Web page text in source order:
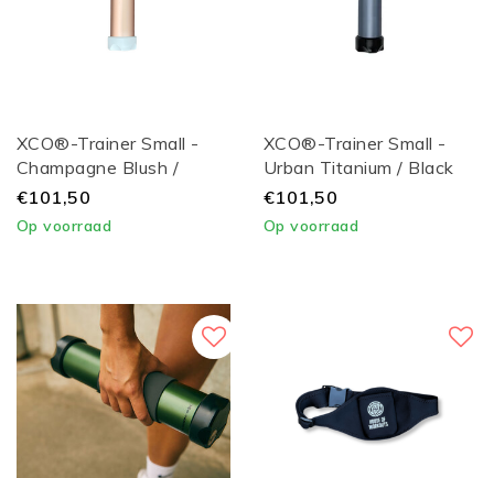
XCO®-Trainer Small -
Champagne Blush /
White Lid
€101,50
Op voorraad
XCO®-Trainer Small -
Urban Titanium / Black
Lid
€101,50
Op voorraad